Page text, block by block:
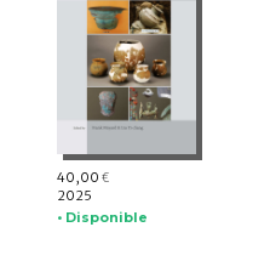
40,00 €
2025
• Disponible